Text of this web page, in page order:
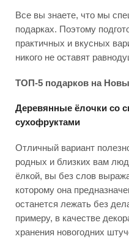
Все вы знаете, что мы
подарках. Поэтому
практичных и вкусных
никого не оставят
ТОП-5 подарков на
Деревянные ёлочки со
сухофруктами
Отличный вариант
родных и близких вам
ёлкой, вы без слов
которому она
останется лежать без
примеру, в качестве
хранения новогодних